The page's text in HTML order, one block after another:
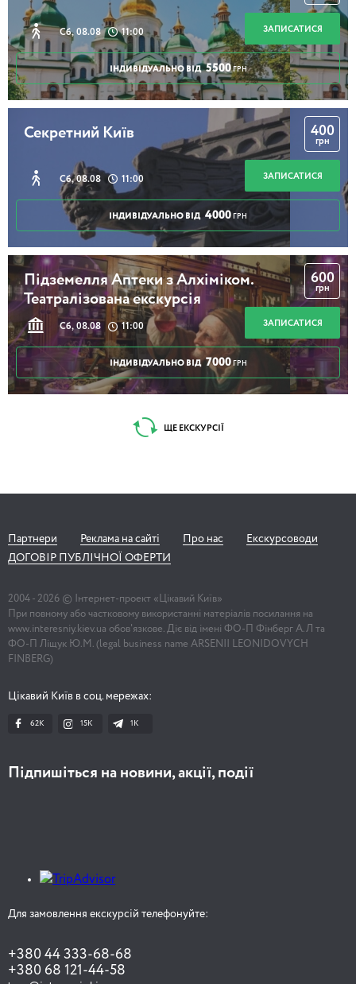
Сб, 08.08 11:00 ЗАПИСАТИСЯ
ІНДИВІДУАЛЬНО ВІД 5500 ГРН
Секретний Київ
Сб, 08.08 11:00
400
грн
ЗАПИСАТИСЯ
ІНДИВІДУАЛЬНО ВІД 4000 ГРН
Підземелля Аптеки з Алхіміком.
Театралізована екскурсія
Сб, 08.08 11:00
600
грн
ЗАПИСАТИСЯ
ІНДИВІДУАЛЬНО ВІД 7000 ГРН
ЩЕ ЕКСКУРСІЇ
Партнери Реклама на сайті Про нас
Екскурсоводи
ДОГОВІР ПУБЛІЧНОЇ ОФЕРТИ
2004 - 2026 © Інтернет-проект «Цікавий Київ»
При повному або частковому використанні матеріалів посилання на
www.interesniy.kiev.ua обов'язкове. Діє від імені ФО-П Фінберг А.Л та
ФО-П Ліщук Ю.М. (legal business name ARSENII LEONIDOVYCH
FINBERG)
Цікавий Київ в соц. мережах:
62K 15K 1К
Підпишіться на новини, акції, події
Для замовлення екскурсій телефонуйте:
+380 44 333-68-68
+380 68 121-44-58